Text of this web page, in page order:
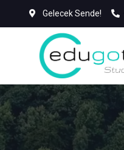
Gelecek Sende!